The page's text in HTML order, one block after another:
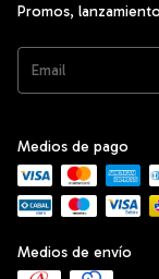
Promos,
Medios de pago
Medios de envío